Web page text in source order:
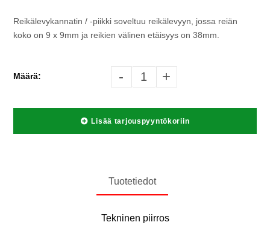
Reikälevykannatin / -piikki soveltuu reikälevyyn, jossa reiän
koko on 9 x 9mm ja reikien välinen etäisyys on 38mm.
Määrä: - +
Lisää tarjouspyyntökoriin
Tuotetiedot
Tekninen piirros